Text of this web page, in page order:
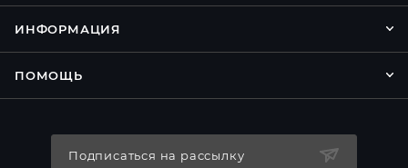
ИНФОРМАЦИЯ
ПОМОЩЬ
Подписаться на рассылку